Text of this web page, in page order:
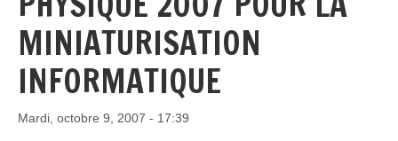
MINIATURISATION
INFORMATIQUE
Mardi, octobre 9, 2007 - 17:39